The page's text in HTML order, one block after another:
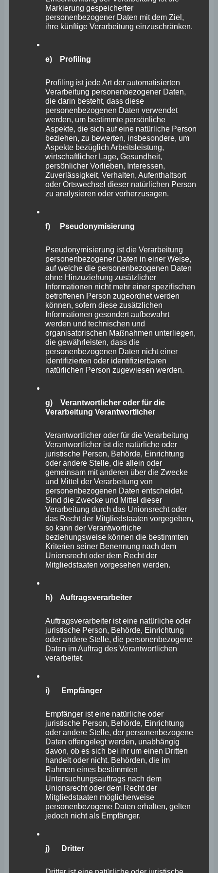
Auf Grundlage des Gutachtens gab es Verhandlungen
der beiden Träger und nach hiesigem Kenntnisstand
auch entsprechende Vereinbarungen zur Sicherung der
einzelnen Standorte. Die gesellschaftsrechtlichen
Die Vereinbarung zur Förderung der Baumaßnahmen an
den beiden Koblenzer Krankenhäusern vom März 2014
beinhaltet neben der krankenhausplanerischen
Festlegung der Bettenstruktur eines fusionierten
Klinikums nur die Investitionsförderung der beiden
Koblenzer Standorte des GKM unter Berücksichtigung
Vor diesem Hintergrund beantworte ich die Fragen wie
Zu Frage 1: Das Land hat den vorab dargestellten
Vorschlag des damaligen Oberbürgermeisters Dr.
Hofmann-Göttig, der durch ein entsprechendes
Gutachten untermauert wurde, unterstützt.
Von zentraler Bedeutung auch für die Sicherung der
Krankenhausversorgung in der Region Mittelrhein ist,
dass das Gemeinschaftsklinikum Mittelrhein im
Bestand gesichert und dessen Wirtschaftlichkeit
gestärkt wird. Sollte dies angesichts der anhaltend
wirtschaftlich schwierigen Situation des GKM seit dem
Jahr 2012 nach aktueller Einschätzung der
Gesellschafter durch den Einstieg eines privaten Trägers
gelingen, so wird dies von Seiten der Landesregierung
nicht infrage gestellt. Die Rahmenbedingungen für
Krankenhäuser haben sich seit dem Jahr 2012 erheblich
geändert. Die Erfahrungen im Rahmen der
Geschäftsführung des GKM durch die Sana Kliniken AG,
erkennbar u. a. an den durchgeführten Maßnahmen und
vorliegenden Plänen zur Weiterentwicklung der
Standorte des GKM, lassen erwarten, dass die
Krankenhausversorgung in der Region Mittelrhein auch
im Falle einer Übernahme des GKM durch die Sana
auch zukunftsfest aufgestellt werden kann.
Zu Frage 2: Die damalige Vereinbarung zur Förderung
Krankenhäusern vom März 2014 beinhaltete neben der
krankenhausplanerischen Festlegung der Bettenstruktur
eines fusionierten Klinikums nur die
Investitionsförderung an den beiden Koblenzer
Standorten des GKM unter Berücksichtigung der Fusion.
Grundlage der Vereinbarung war nicht eine Koppelung
an eine bestimmte Trägerschaft. Das Land bekennt sich
zur Trägervielfalt aus öffentlichen, freigemeinnützigen
und privaten Trägern. Der bundesgesetzlich in § 1 Abs. 2
Krankenhausfinanzierungsgesetz normierte
bedarfs- und zukunftsfester Krankenhausstrukturen
Markierung gespeicherter
personenbezogener Daten mit dem Ziel,
ihre künftige Verarbeitung einzuschränken.
e) Profiling
Profiling ist jede Art der automatisierten
Verarbeitung personenbezogener Daten,
die darin besteht, dass diese
personenbezogenen Daten verwendet
werden, um bestimmte persönliche
Aspekte, die sich auf eine natürliche Person
beziehen, zu bewerten, insbesondere, um
Aspekte bezüglich Arbeitsleistung,
wirtschaftlicher Lage, Gesundheit,
persönlicher Vorlieben, Interessen,
Zuverlässigkeit, Verhalten, Aufenthaltsort
oder Ortswechsel dieser natürlichen Person
zu analysieren oder vorherzusagen.
f) Pseudonymisierung
Pseudonymisierung ist die Verarbeitung
personenbezogener Daten in einer Weise,
auf welche die personenbezogenen Daten
ohne Hinzuziehung zusätzlicher
Informationen nicht mehr einer spezifischen
betroffenen Person zugeordnet werden
können, sofern diese zusätzlichen
Informationen gesondert aufbewahrt
werden und technischen und
organisatorischen Maßnahmen unterliegen,
die gewährleisten, dass die
personenbezogenen Daten nicht einer
identifizierten oder identifizierbaren
natürlichen Person zugewiesen werden.
g) Verantwortlicher oder für die
Verarbeitung Verantwortlicher
Verantwortlicher oder für die Verarbeitung
Verantwortlicher ist die natürliche oder
juristische Person, Behörde, Einrichtung
oder andere Stelle, die allein oder
gemeinsam mit anderen über die Zwecke
und Mittel der Verarbeitung von
personenbezogenen Daten entscheidet.
Sind die Zwecke und Mittel dieser
Verarbeitung durch das Unionsrecht oder
das Recht der Mitgliedstaaten vorgegeben,
so kann der Verantwortliche
beziehungsweise können die bestimmten
Kriterien seiner Benennung nach dem
Unionsrecht oder dem Recht der
Mitgliedstaaten vorgesehen werden.
h) Auftragsverarbeiter
Auftragsverarbeiter ist eine natürliche oder
juristische Person, Behörde, Einrichtung
oder andere Stelle, die personenbezogene
Daten im Auftrag des Verantwortlichen
verarbeitet.
i) Empfänger
Empfänger ist eine natürliche oder
juristische Person, Behörde, Einrichtung
oder andere Stelle, der personenbezogene
Daten offengelegt werden, unabhängig
davon, ob es sich bei ihr um einen Dritten
handelt oder nicht. Behörden, die im
Rahmen eines bestimmten
Untersuchungsauftrags nach dem
Unionsrecht oder dem Recht der
Mitgliedstaaten möglicherweise
personenbezogene Daten erhalten, gelten
jedoch nicht als Empfänger.
j) Dritter